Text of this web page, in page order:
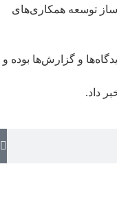
توسعه همکاری‌های
و گزارش‌ها بوده و
داد.